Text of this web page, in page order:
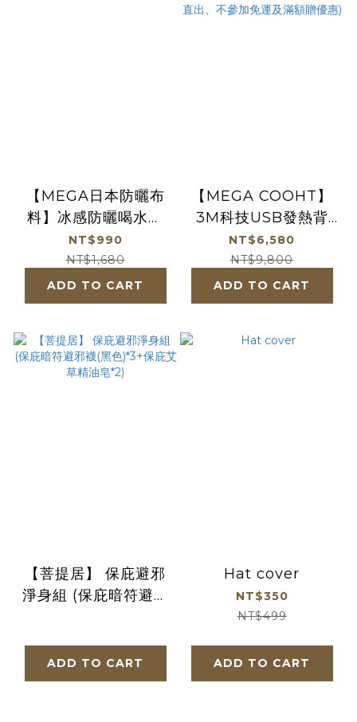
【MEGA日本防曬布
料】冰感防曬喝水口
罩-專利認證
NT$990
NT$1,680
ADD TO CART
【MEGA COOHT】
3M科技USB發熱背
心-輕量PRO 男女共
版 (贈6500mAh行動
電源) (廠商直出、不
參加免運及滿額贈優
NT$6,580
NT$9,800
ADD TO CART
【菩提居】 保庇避邪
淨身組 (保庇暗符避邪
ADD TO CART
Hat cover
NT$350
NT$499
ADD TO CART